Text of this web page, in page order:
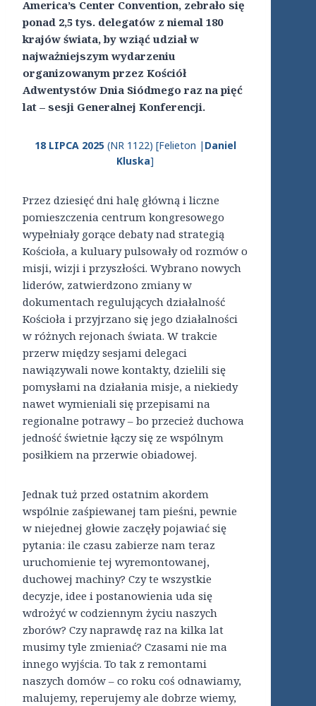
America’s Center Convention, zebrało się
ponad 2,5 tys. delegatów z niemal 180
krajów świata, by wziąć udział w
najważniejszym wydarzeniu
organizowanym przez Kościół
Adwentystów Dnia Siódmego raz na pięć
lat – sesji Generalnej Konferencji.
18 LIPCA 2025(NR 1122) [Felieton | Daniel
Kluska]
Przez dziesięć dni halę główną i liczne
pomieszczenia centrum kongresowego
wypełniały gorące debaty nad strategią
Kościoła, a kuluary pulsowały od rozmów o
misji, wizji i przyszłości. Wybrano nowych
liderów, zatwierdzono zmiany w
dokumentach regulujących działalność
Kościoła i przyjrzano się jego działalności
w różnych rejonach świata. W trakcie
przerw między sesjami delegaci
nawiązywali nowe kontakty, dzielili się
pomysłami na działania misje, a niekiedy
nawet wymieniali się przepisami na
regionalne potrawy – bo przecież duchowa
jedność świetnie łączy się ze wspólnym
posiłkiem na przerwie obiadowej.
Jednak tuż przed ostatnim akordem
wspólnie zaśpiewanej tam pieśni, pewnie
w niejednej głowie zaczęły pojawiać się
pytania: ile czasu zabierze nam teraz
uruchomienie tej wyremontowanej,
duchowej machiny? Czy te wszystkie
decyzje, idee i postanowienia uda się
wdrożyć w codziennym życiu naszych
zborów? Czy naprawdę raz na kilka lat
musimy tyle zmieniać? Czasami nie ma
innego wyjścia. To tak z remontami
naszych domów – co roku coś odnawiamy,
malujemy, reperujemy ale dobrze wiemy,